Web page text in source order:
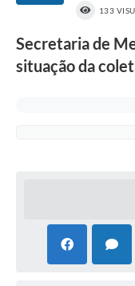
133
Secretaria de
situação da